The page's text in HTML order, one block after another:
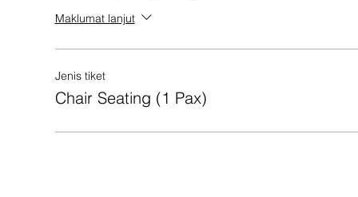
Maklumat lanjut
Jenis tiket
Chair Seating (1 Pax)